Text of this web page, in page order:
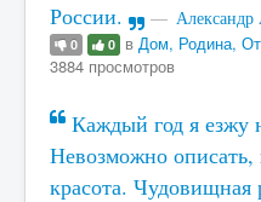
России.
Александр
0 0 в Дом, Родина,
3884 просмотров
Каждый год я езжу
Невозможно описать,
красота. Чудовищная